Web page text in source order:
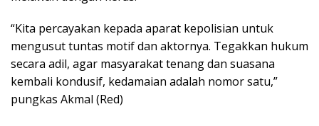
“Kita percayakan kepada aparat kepolisian untuk
mengusut tuntas motif dan aktornya. Tegakkan hukum
secara adil, agar masyarakat tenang dan suasana
kembali kondusif, kedamaian adalah nomor satu,”
pungkas Akmal (Red)